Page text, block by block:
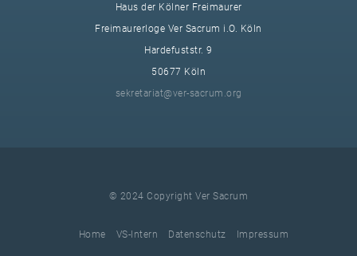
Haus der Kölner Freimaurer
Freimaurerloge Ver Sacrum i.O. Köln
Hardefuststr. 9
50677 Köln
sekretariat@ver-sacrum.org
© 2024 Copyright Ver Sacrum
Home VS-Intern Datenschutz Impressum